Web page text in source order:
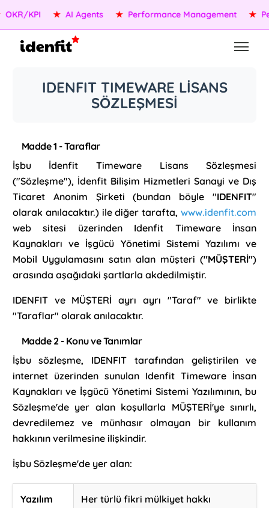
KPI ★ AI Agents ★ Performance Management ★
IDENFIT TIMEWARE LİSANS
SÖZLEŞMESİ
Madde 1 - Taraflar
İşbu İdenfit Timeware Lisans Sözleşmesi
("Sözleşme"), İdenfit Bilişim Hizmetleri Sanayi ve Dış
Ticaret Anonim Şirketi (bundan böyle "IDENFIT"
olarak anılacaktır.) ile diğer tarafta,www.idenfit.com
web sitesi üzerinden Idenfit Timeware İnsan
Kaynakları ve İşgücü Yönetimi Sistemi Yazılımı ve
Mobil Uygulamasını satın alan müşteri ("MÜŞTERİ")
arasında aşağıdaki şartlarla akdedilmiştir.
IDENFIT ve MÜŞTERİ ayrı ayrı "Taraf" ve birlikte
"Taraflar" olarak anılacaktır.
Madde 2 - Konu ve Tanımlar
İşbu sözleşme, IDENFIT tarafından geliştirilen ve
internet üzerinden sunulan Idenfit Timeware İnsan
Kaynakları ve İşgücü Yönetimi Sistemi Yazılımının, bu
Sözleşme'de yer alan koşullarla MÜŞTERİ'ye sınırlı,
devredilemez ve münhasır olmayan bir kullanım
hakkının verilmesine ilişkindir.
İşbu Sözleşme'de yer alan:
Yazılım
Her türlü fikri mülkiyet hakkı